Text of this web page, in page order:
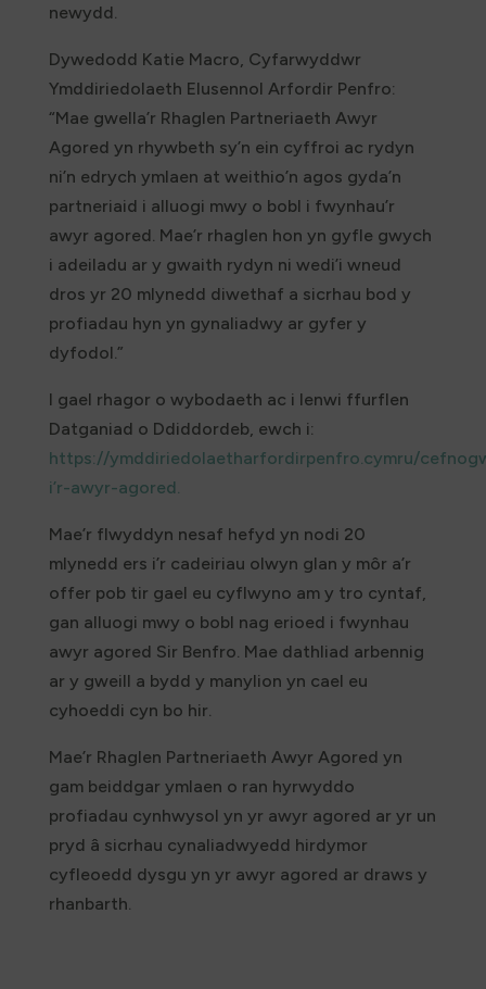
newydd.
Dywedodd Katie Macro, Cyfarwyddwr
Ymddiriedolaeth Elusennol Arfordir Penfro:
“Mae gwella’r Rhaglen Partneriaeth Awyr
Agored yn rhywbeth sy’n ein cyffroi ac rydyn
ni’n edrych ymlaen at weithio’n agos gyda’n
partneriaid i alluogi mwy o bobl i fwynhau’r
awyr agored. Mae’r rhaglen hon yn gyfle gwych
i adeiladu ar y gwaith rydyn ni wedi’i wneud
dros yr 20 mlynedd diwethaf a sicrhau bod y
profiadau hyn yn gynaliadwy ar gyfer y
dyfodol.”
I gael rhagor o wybodaeth ac i lenwi ffurflen
Datganiad o Ddiddordeb, ewch i:
https://ymddiriedolaetharfordirpenfro.cymru/
i’r-awyr-agored.
Mae’r flwyddyn nesaf hefyd yn nodi 20
mlynedd ers i’r cadeiriau olwyn glan y môr a’r
offer pob tir gael eu cyflwyno am y tro cyntaf,
gan alluogi mwy o bobl nag erioed i fwynhau
awyr agored Sir Benfro. Mae dathliad arbennig
ar y gweill a bydd y manylion yn cael eu
cyhoeddi cyn bo hir.
Mae’r Rhaglen Partneriaeth Awyr Agored yn
gam beiddgar ymlaen o ran hyrwyddo
profiadau cynhwysol yn yr awyr agored ar yr un
pryd â sicrhau cynaliadwyedd hirdymor
cyfleoedd dysgu yn yr awyr agored ar draws y
rhanbarth.